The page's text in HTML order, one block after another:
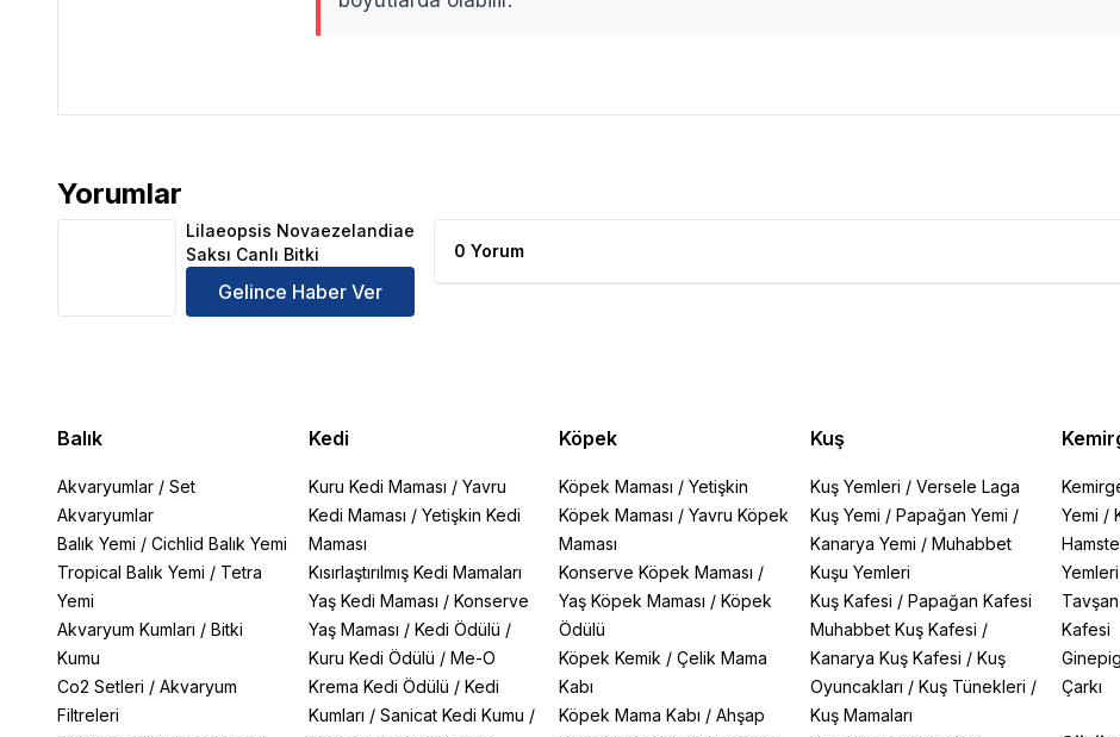
Yorumlar
Lilaeopsis Novaezelandiae Saksı Canlı Bitki Ürün Yorumları
Lilaeopsis Novaezelandiae
Saksı Canlı Bitki
Gelince Haber Ver
0 Yorum
Balık
Akvaryumlar / Set
Akvaryumlar
Balık Yemi / Cichlid Balık Yemi
Tropical Balık Yemi / Tetra
Yemi
Akvaryum Kumları / Bitki
Kumu
Co2 Setleri / Akvaryum
Filtreleri
Kedi
Kuru Kedi Maması / Yavru
Kedi Maması / Yetişkin Kedi
Maması
Kısırlaştırılmış Kedi Mamaları
Yaş Kedi Maması / Konserve
Yaş Maması / Kedi Ödülü /
Kuru Kedi Ödülü / Me-O
Krema Kedi Ödülü / Kedi
Kumları / Sanicat Kedi Kumu /
Köpek
Köpek Maması /Yetişkin
Köpek Maması /Yavru Köpek
Maması
Konserve Köpek Maması /
Yaş Köpek Maması /Köpek
Ödülü
Köpek Kemik /Çelik Mama
Kabı
Köpek Mama Kabı /Ahşap
Kuş
Kuş Yemleri / Versele Laga
Kuş Yemi / Papağan Yemi /
Kanarya Yemi / Muhabbet
Kuşu Yemleri
Kuş Kafesi / Papağan Kafesi
Muhabbet Kuş Kafesi /
Kanarya Kuş Kafesi / Kuş
Oyuncakları / Kuş Tünekleri /
Kuş Mamaları
Yemi /
Yemleri
Kafesi
Çarkı